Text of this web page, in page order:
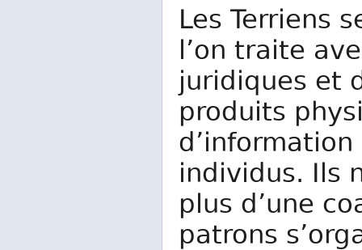
Les Terriens
l’on traite
juridiques et
produits
individus. Ils
plus d’une
patrons